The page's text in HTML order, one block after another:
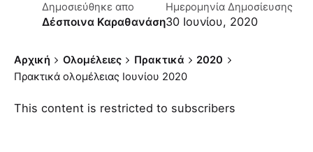
Δημοσιεύθηκε απο
Δέσποινα Καραθανάση
Ημερομηνία Δημοσίευσης
30 Ιουνίου, 2020
Αρχική Ολομέλειες Πρακτικά
2020
Πρακτικά ολομέλειας Ιουνίου 2020
This content is restricted to subscribers